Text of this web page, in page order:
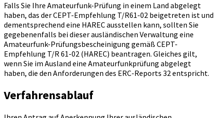
Falls Sie Ihre Amateurfunk-Prüfung in einem Land abgelegt
haben, das der CEPT-Empfehlung T/R61-02 beigetreten ist und
dementsprechend eine HAREC ausstellen kann, sollten Sie
gegebenenfalls bei dieser ausländischen Verwaltung eine
Amateurfunk-Prüfungsbescheinigung gemäß CEPT-
Empfehlung T/R 61-02 (HAREC) beantragen. Gleiches gilt,
wenn Sie im Ausland eine Amateurfunkprüfung abgelegt
haben, die den Anforderungen des ERC-Reports 32 entspricht.
Verfahrensablauf